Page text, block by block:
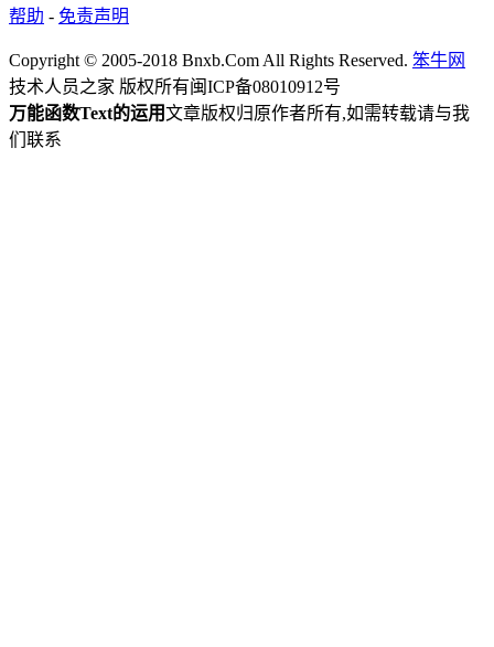
帮助 - 免责声明
Copyright © 2005-2018 Bnxb.Com All Rights Reserved. 笨牛网
技术人员之家 版权所有闽ICP备08010912号
万能函数Text的运用文章版权归原作者所有,如需转载请与我
们联系